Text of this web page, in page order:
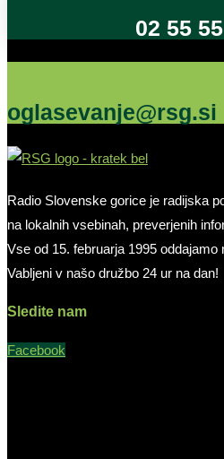
02 55
oglasevanje@rsg.si
Radio Slovenske gorice je radijska
na lokalnih vsebinah, preverjenih
Vse od 15. februarja 1995
Vabljeni v našo družbo 24 ur na dan!
Sledite nam
Facebook